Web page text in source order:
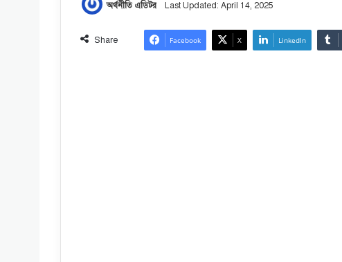
অর্থনীতি এডিটর Last Updated: April 14, 2025
Share Facebook X LinkedIn